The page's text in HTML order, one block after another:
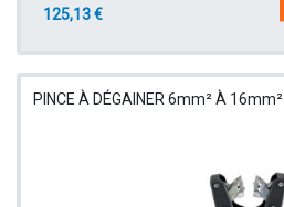
125,13 €
PINCE À DÉGAINER 6mm² À 16mm²